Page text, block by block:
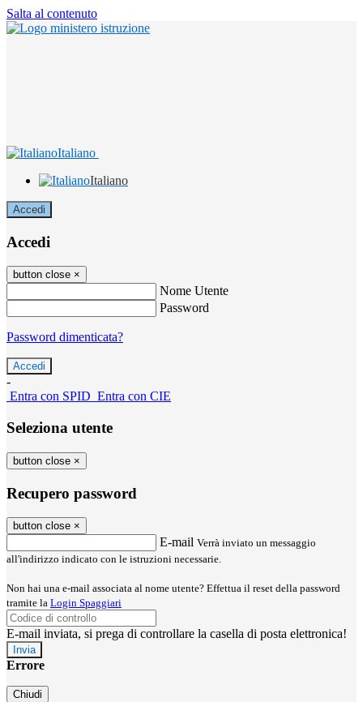
Salta al contenuto
Italiano
Italiano
Accedi
Accedi
button close ×
Nome Utente
Password
Password dimenticata?
-
Entra con SPID Entra con CIE
Seleziona utente
button close ×
Recupero password
button close ×
E-mail Verrà inviato un messaggio
all'indirizzo indicato con le istruzioni necessarie.
Non hai una e-mail associata al nome utente? Effettua il reset della password
tramite la Login Spaggiari
E-mail inviata, si prega di controllare la casella di posta elettronica!
Errore
Chiudi